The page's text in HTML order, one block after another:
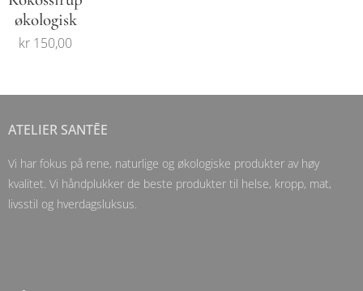
økologisk
kr 150,00
ATELIER SANTĒE
Vi har fokus på rene, naturlige og økologiske produkter av høy
kvalitet. Vi håndplukker de beste produkter til helse, kropp, mat,
livsstil og hverdagsluksus.